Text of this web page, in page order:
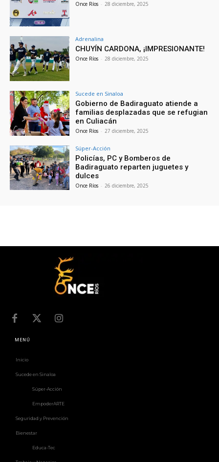
Once Ríos - 28 diciembre, 2025
Adrenalina
CHUYÍN CARDONA, ¡IMPRESIONANTE!
Once Ríos - 28 diciembre, 2025
Sucede en Sinaloa
Gobierno de Badiraguato atiende a
familias desplazadas que se refugian
en Culiacán
Once Ríos - 27 diciembre, 2025
Súper-Acción
Policías, PC y Bomberos de
Badiraguato reparten juguetes y
dulces
Once Ríos - 26 diciembre, 2025
MENÚ
Inicio
Sucede en Sinaloa
Súper-Acción
EmpoderARTE
Seguridad y Prevención
Bienestar
Educa-Tec